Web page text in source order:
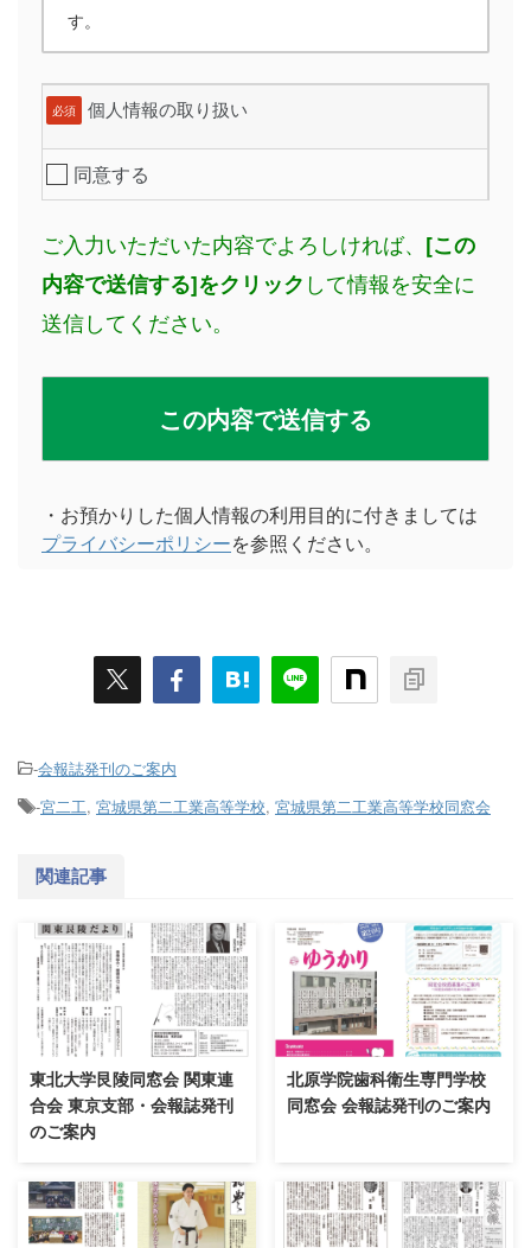
す。
必須 個人情報の取り扱い
同意する
ご入力いただいた内容でよろしければ、 [この
内容で送信する]をクリック して情報を安全に
送信してください。
・お預かりした個人情報の利用目的に付きましては
プライバシーポリシーを参照ください。
-会報誌発刊のご案内
-宮二工, 宮城県第二工業高等学校, 宮城県第二工業高等学校同窓会
関連記事
東北大学艮陵同窓会 関東連
合会 東京支部・会報誌発刊
のご案内
北原学院歯科衛生専門学校
同窓会 会報誌発刊のご案内